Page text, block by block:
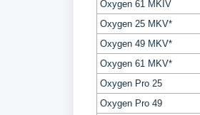
Oxygen 61 MKIV
Oxygen 25 MKV*
Oxygen 49 MKV*
Oxygen 61 MKV*
Oxygen Pro 25
Oxygen Pro 49